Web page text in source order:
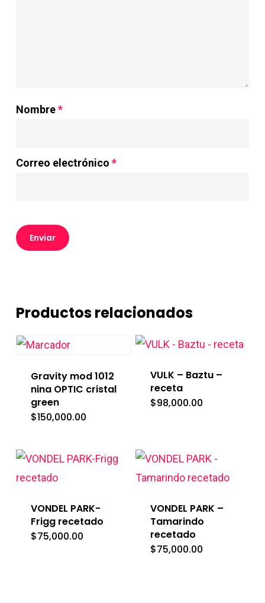
Nombre*
Correo electrónico *
Productos relacionados
Gravity mod 1012
nina OPTIC cristal
green
$150,000.00
VULK – Baztu –
receta
$98,000.00
VONDEL PARK-
Frigg recetado
$75,000.00
VONDEL PARK –
Tamarindo
recetado
$75,000.00